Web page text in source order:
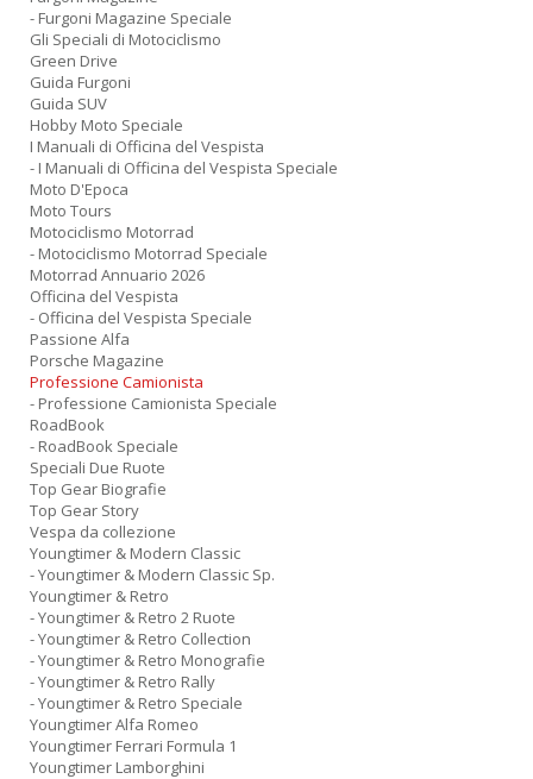
- Furgoni Magazine Speciale
Gli Speciali di Motociclismo
Green Drive
Guida Furgoni
Guida SUV
Hobby Moto Speciale
I Manuali di Officina del Vespista
- I Manuali di Officina del Vespista Speciale
Moto D'Epoca
Moto Tours
Motociclismo Motorrad
- Motociclismo Motorrad Speciale
Motorrad Annuario 2026
Officina del Vespista
- Officina del Vespista Speciale
Passione Alfa
Porsche Magazine
Professione Camionista
- Professione Camionista Speciale
RoadBook
- RoadBook Speciale
Speciali Due Ruote
Top Gear Biografie
Top Gear Story
Vespa da collezione
Youngtimer & Modern Classic
- Youngtimer & Modern Classic Sp.
Youngtimer & Retro
- Youngtimer & Retro 2 Ruote
- Youngtimer & Retro Collection
- Youngtimer & Retro Monografie
- Youngtimer & Retro Rally
- Youngtimer & Retro Speciale
Youngtimer Alfa Romeo
Youngtimer Ferrari Formula 1
Youngtimer Lamborghini